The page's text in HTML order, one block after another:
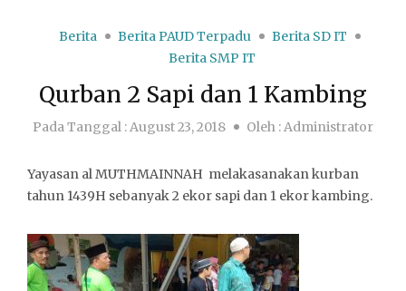
Berita Berita PAUD Terpadu
Berita SD IT
Berita SMP IT
Qurban 2 Sapi dan 1 Kambing
Pada Tanggal :August 23, 2018 Oleh :Administrator
Yayasan al MUTHMAINNAH melakasanakan kurban
tahun 1439H sebanyak 2 ekor sapi dan 1 ekor kambing.